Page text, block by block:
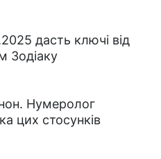
дасть ключі від
Зодіаку
Нумеролог
цих стосунків